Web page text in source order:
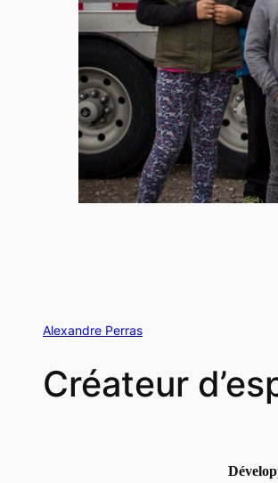
Alexandre Perras
Créateur